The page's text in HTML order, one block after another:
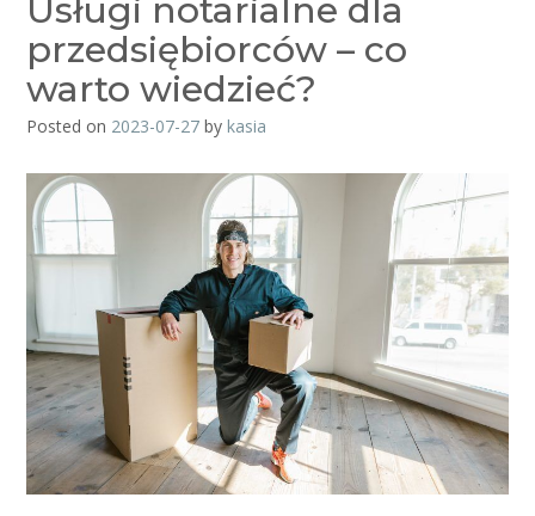
Usługi notarialne dla
przedsiębiorców – co
warto wiedzieć?
Posted on 2023-07-27 by kasia